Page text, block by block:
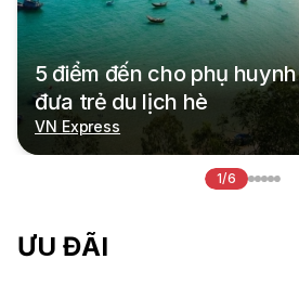
5 điểm đến cho phụ huynh
đưa trẻ du lịch hè
VN Express
1/6
ƯU ĐÃI